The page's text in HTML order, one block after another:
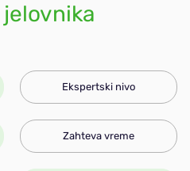
jelovnika
Ekspertski nivo
Zahteva vreme